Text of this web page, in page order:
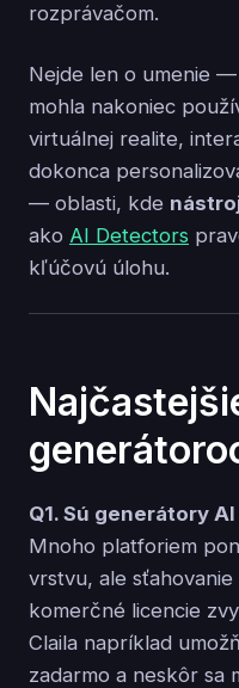
rozprávačom.
Nejde len o umenie
mohla nakoniec
virtuálnej realite,
dokonca
— oblasti, kde
ako AI Detectors
kľúčovú úlohu.
Q1. Sú generátory
Mnoho platforiem
vrstvu, ale
komerčné licencie
Claila napríklad
zadarmo a neskôr sa